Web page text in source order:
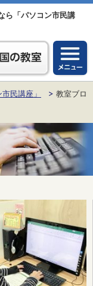
ら「パソコン市民講
民講座」
教室ブロ